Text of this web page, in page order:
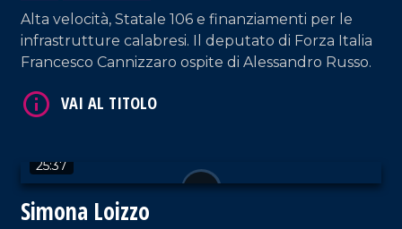
Alta velocità, Statale 106 e finanziamenti per le
infrastrutture calabresi. Il deputato di Forza Italia
Francesco Cannizzaro ospite di Alessandro Russo.
25:37
Simona Loizzo
VAI AL TITOLO